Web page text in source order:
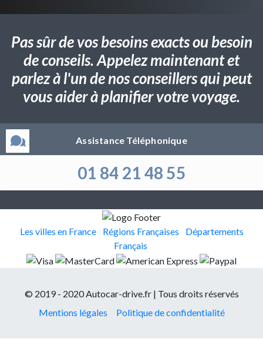
Pas sûr de vos besoins exacts ou besoin
de conseils. Appelez maintenant et
parlez à l'un de nos conseillers qui peut
vous aider à planifier votre voyage.
Assistance Téléphonique
01 84 21 48 55
Les villes en France Régions Françaises
Départements
Français
© 2019 - 2020 Autocar-drive.fr | Tous droits réservés
Mentions légales
Politique de confidentialité